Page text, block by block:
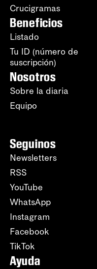
Crucigramas
Beneficios
Listado
Tu ID (número de
suscripción)
Nosotros
Sobre la diaria
Equipo
Seguinos
Newsletters
RSS
YouTube
WhatsApp
Instagram
Facebook
TikTok
Ayuda